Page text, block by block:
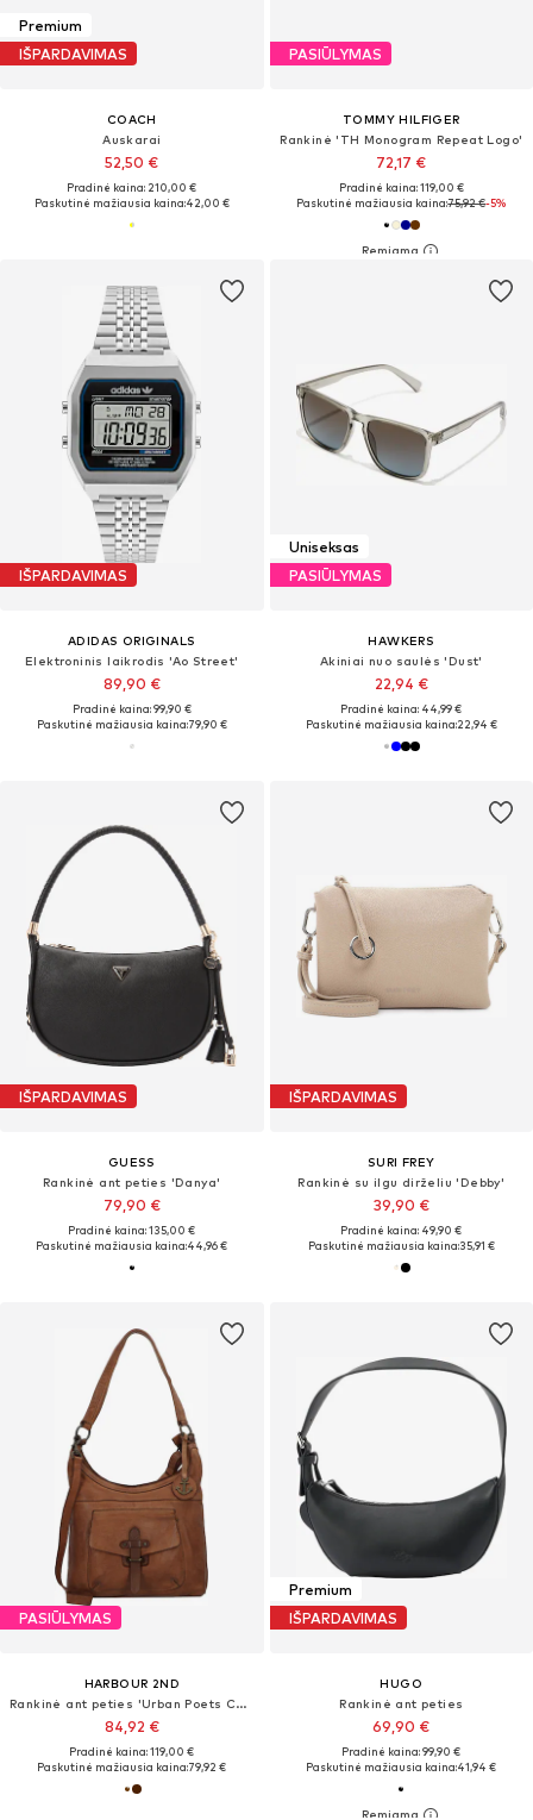
Premium
IŠPARDAVIMAS
COACH
Auskarai
52,50 €
Pradinė kaina: 210,00 €
Paskutinė mažiausia kaina:42,00 €
PASIŪLYMAS
TOMMY HILFIGER
Rankinė 'TH Monogram Repeat Logo'
72,17 €
Pradinė kaina: 119,00 €
Paskutinė mažiausia kaina:75,92 €-5%
IŠPARDAVIMAS
ADIDAS ORIGINALS
Elektroninis laikrodis 'Ao Street'
89,90 €
Pradinė kaina: 99,90 €
Paskutinė mažiausia kaina:79,90 €
Uniseksas
PASIŪLYMAS
HAWKERS
Akiniai nuo saulės 'Dust'
22,94 €
Pradinė kaina: 44,99 €
Paskutinė mažiausia kaina:22,94 €
IŠPARDAVIMAS
GUESS
Rankinė ant peties 'Danya'
79,90 €
Pradinė kaina: 135,00 €
Paskutinė mažiausia kaina:44,96 €
IŠPARDAVIMAS
SURI FREY
Rankinė su ilgu dirželiu 'Debby'
39,90 €
Pradinė kaina: 49,90 €
Paskutinė mažiausia kaina:35,91 €
PASIŪLYMAS
HARBOUR 2ND
Rankinė ant peties 'Urban Poets Cameron'
84,92 €
Pradinė kaina: 119,00 €
Paskutinė mažiausia kaina:79,92 €
Premium
IŠPARDAVIMAS
HUGO
Rankinė ant peties
69,90 €
Pradinė kaina: 99,90 €
Paskutinė mažiausia kaina:41,94 €